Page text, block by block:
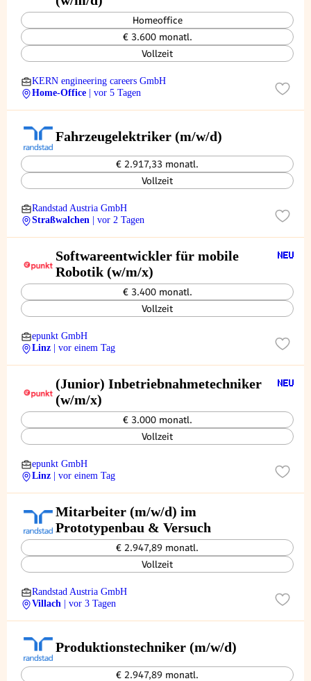
Homeoffice
€ 3.600 monatl.
Vollzeit
KERN engineering careers GmbH
Home-Office
| vor 5 Tagen
Fahrzeugelektriker (m/w/d)
€ 2.917,33 monatl.
Vollzeit
Randstad Austria GmbH
Straßwalchen
| vor 2 Tagen
Softwareentwickler für mobile
Robotik (w/m/x)
€ 3.400 monatl.
Vollzeit
epunkt GmbH
Linz
| vor einem Tag
(Junior) Inbetriebnahmetechniker
(w/m/x)
€ 3.000 monatl.
Vollzeit
epunkt GmbH
Linz
| vor einem Tag
Mitarbeiter (m/w/d) im
Prototypenbau & Versuch
€ 2.947,89 monatl.
Vollzeit
Randstad Austria GmbH
Villach
| vor 3 Tagen
Produktionstechniker (m/w/d)
€ 2.947,89 monatl.